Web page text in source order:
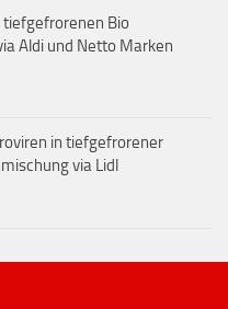
tiefgefrorenen Bio
Aldi und Netto Marken
in tiefgefrorener
via Lidl